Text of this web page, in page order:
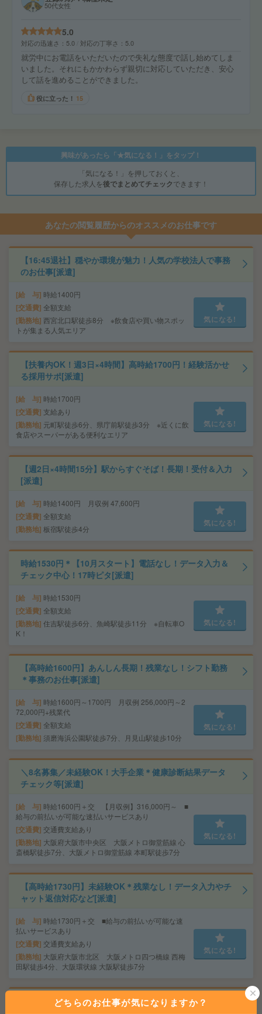
50代女性
5.0
対応の迅速さ 5.0 対応の丁寧さ 5.0
就労中にお電話をいただいたので失礼な態度で話し始めてしま
いました。それにもかかわらず親切に対応していただき、安心
して話を進めることができました。
役に立った！ 15
興味があったら「★気になる！」をタップ！
「気になる！」を押しておくと、
保存した求人を後でまとめてチェックできます！
あなたの閲覧履歴からのオススメのお仕事です
【16:45退社】穏やか環境が魅力！人気の学校法人で事務
のお仕事[派遣]
給 与 時給1400円
交通費 全額支給
勤務地 西宮北口駅徒歩8分 ※飲食店や買い物スポッ
トが集まる人気エリア
気になる!
【扶養内OK！週3日×4時間】高時給1700円！経験活かせ
る採用サポ[派遣]
給 与 時給1700円
交通費 支給あり
勤務地 元町駅徒歩6分、県庁前駅徒歩3分 ※近くに飲
食店やスーパーがある便利なエリア
気になる!
【週2日×4時間15分】駅からすぐそば！長期！受付＆入力
[派遣]
給 与 時給1400円 月収例 47,600円
交通費 全額支給
勤務地 板宿駅徒歩4分
気になる!
時給1530円＊【10月スタート】電話なし！データ入力＆
チェック中心！17時ピタ[派遣]
給 与 時給1530円
交通費 全額支給
勤務地 住吉駅徒歩6分、魚崎駅徒歩11分 ※自転車O
K！
気になる!
【高時給1600円】あんしん長期！残業なし！シフト勤務
＊事務のお仕事[派遣]
給 与 時給1600円～1700円 月収例 256,000円～2
72,000円+残業代
交通費 全額支給
勤務地 須磨海浜公園駅徒歩7分、月見山駅徒歩10分
気になる!
＼8名募集／未経験OK！大手企業＊健康診断結果データ
チェック等[派遣]
給 与 時給1600円＋交 【月収例】316,000円～ ■
給与の前払いが可能な速払いサービスあり
交通費 交通費支給あり
勤務地 大阪府大阪市中央区 大阪メトロ御堂筋線 心
斎橋駅徒歩7分、大阪メトロ御堂筋線 本町駅徒歩7分
気になる!
【高時給1730円】未経験OK＊残業なし！データ入力やチ
ャット返信対応など[派遣]
給 与 時給1730円＋交 ■給与の前払いが可能な速
払いサービスあり
交通費 交通費支給あり
勤務地 大阪府大阪市北区 大阪メトロ四つ橋線 西梅
田駅徒歩4分、大阪環状線 大阪駅徒歩7分
気になる!
ピタッと12時まで＊実働3h＊伝票のチェックなど[派遣]
どちらのお仕事が気になりますか？